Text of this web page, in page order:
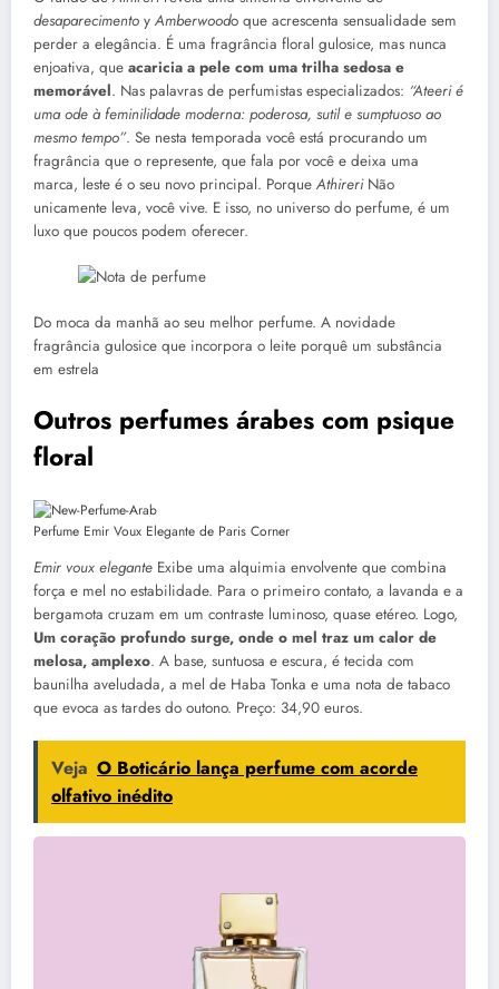
desaparecimento y Amberwoodo que acrescenta sensualidade sem
perder a elegância. É uma fragrância floral gulosice, mas nunca
enjoativa, que acaricia a pele com uma trilha sedosa e
memorável. Nas palavras de perfumistas especializados: “Ateeri é
uma ode à feminilidade moderna: poderosa, sutil e sumptuoso ao
mesmo tempo”. Se nesta temporada você está procurando um
fragrância que o represente, que fala por você e deixa uma
marca, leste é o seu novo principal. Porque AthireriNão
unicamente leva, você vive. E isso, no universo do perfume, é um
luxo que poucos podem oferecer.
Do moca da manhã ao seu melhor perfume. A novidade
fragrância gulosice que incorpora o leite porquê um substância
em estrela
Outros perfumes árabes com psique
floral
Perfume Emir Voux Elegante de Paris Corner
Emir voux elegante Exibe uma alquimia envolvente que combina
força e mel no estabilidade. Para o primeiro contato, a lavanda e a
bergamota cruzam em um contraste luminoso, quase etéreo. Logo,
Um coração profundo surge, onde o mel traz um calor de
melosa, amplexo. A base, suntuosa e escura, é tecida com
baunilha aveludada, a mel de Haba Tonka e uma nota de tabaco
que evoca as tardes do outono. Preço: 34,90 euros.
Veja O Boticário lança perfume com acorde
olfativo inédito